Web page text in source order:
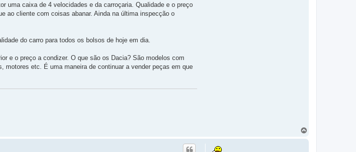
uma caixa de 4 velocidades e da carroçaria. Qualidade e o preço
ao cliente com coisas abanar. Ainda na última inspecção o
do carro para todos os bolsos de hoje em dia.
e o preço a condizer. O que são os Dacia? São modelos com
motores etc. É uma maneira de continuar a vender peças em que